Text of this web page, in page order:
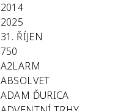
2014
2025
31. ŘÍJEN
750
A2LARM
ABSOLVET
ADAM ĎURICA